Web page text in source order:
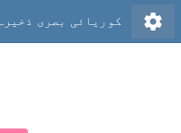
کوریائی بصری settings